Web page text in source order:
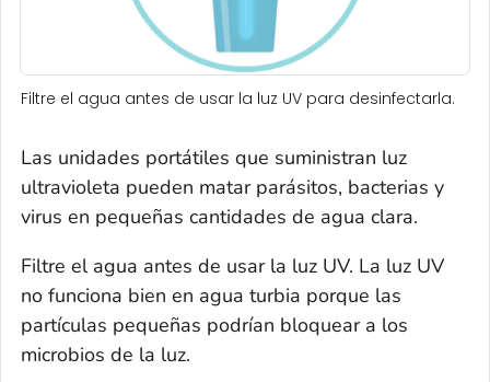
Filtre el agua antes de usar la luz UV para desinfectarla.
Las unidades portátiles que suministran luz
ultravioleta pueden matar parásitos, bacterias y
virus en pequeñas cantidades de agua clara.
Filtre el agua antes de usar la luz UV. La luz UV
no funciona bien en agua turbia porque las
partículas pequeñas podrían bloquear a los
microbios de la luz.